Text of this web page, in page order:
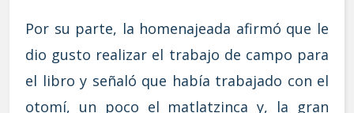
Por su parte, la homenajeada afirmó que le
dio gusto realizar el trabajo de campo para
el libro y señaló que había trabajado con el
otomí, un poco el matlatzinca y, la gran